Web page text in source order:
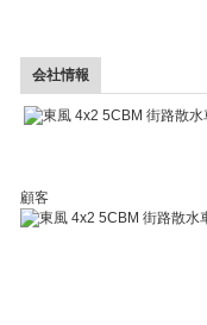
会社情報
顧客